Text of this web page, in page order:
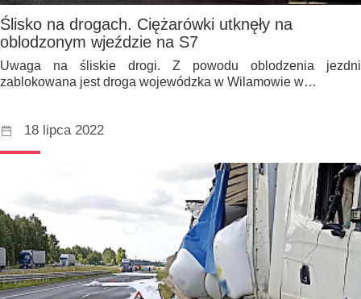
Ślisko na drogach. Ciężarówki utknęły na
oblodzonym wjeździe na S7
Uwaga na śliskie drogi. Z powodu oblodzenia jezdni
zablokowana jest droga wojewódzka w Wilamowie w…
18 lipca 2022